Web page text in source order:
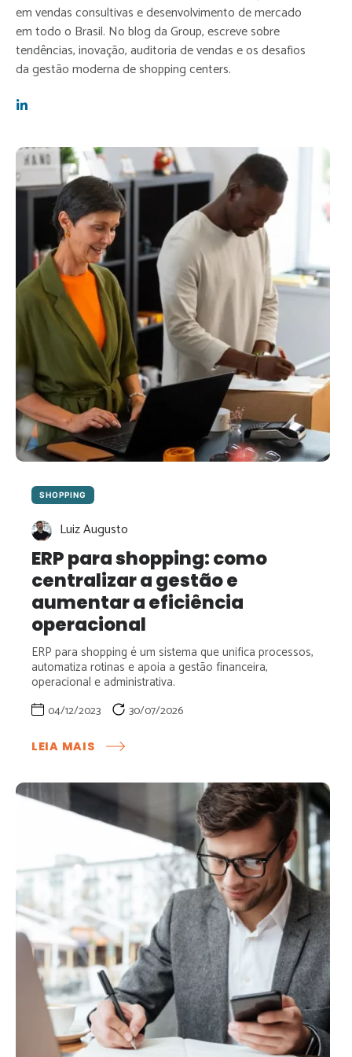
em vendas consultivas e desenvolvimento de mercado
em todo o Brasil. No blog da Group, escreve sobre
tendências, inovação, auditoria de vendas e os desafios
da gestão moderna de shopping centers.
SHOPPING
Luiz Augusto
ERP para shopping: como
centralizar a gestão e
aumentar a eficiência
operacional
ERP para shopping é um sistema que unifica processos,
automatiza rotinas e apoia a gestão financeira,
operacional e administrativa.
04/12/2023 30/07/2026
LEIA MAIS
ERP
SHOPPING:
COMO
CENTRALIZAR
GESTÃO
E
AUMENTAR
EFICIÊNCIA
OPERACIONAL